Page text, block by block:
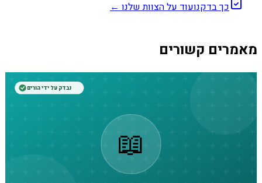
כך בדקנועוד על הצוות שלנו ←
מאמרים קשורים
📖
נבדק על ידי הורים